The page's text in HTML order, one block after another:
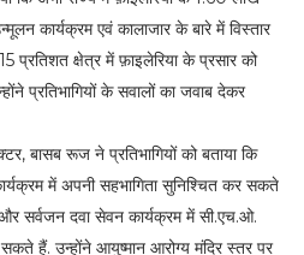
कार्यक्रम एवं कालाजार के बारे में विस्तार
प्रतिशत क्षेत्र में फ़ाइलेरिया के प्रसार को
प्रतिभागियों के सवालों का जवाब देकर
बासब रूज ने प्रतिभागियों को बताया कि
में अपनी सहभागिता सुनिश्चित कर सकते
सर्वजन दवा सेवन कार्यक्रम में सी.एच.ओ.
हैं. उन्होंने आयुष्मान आरोग्य मंदिर स्तर पर